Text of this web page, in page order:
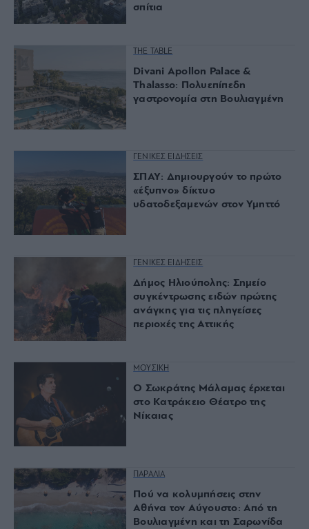
σπίτια
THE TABLE
Divani Apollon Palace &
Thalasso: Πολυεπίπεδη
γαστρονομία στη Βουλιαγμένη
ΓΕΝΙΚΕΣ ΕΙΔΗΣΕΙΣ
ΣΠΑΥ: Δημιουργούν το πρώτο
«έξυπνο» δίκτυο
υδατοδεξαμενών στον Υμηττό
ΓΕΝΙΚΕΣ ΕΙΔΗΣΕΙΣ
Δήμος Ηλιούπολης: Σημείο
συγκέντρωσης ειδών πρώτης
ανάγκης για τις πληγείσες
περιοχές της Αττικής
ΜΟΥΣΙΚΗ
O Σωκράτης Μάλαμας έρχεται
στο Κατράκειο Θέατρο της
Νίκαιας
ΠΑΡΑΛΙΑ
Πού να κολυμπήσεις στην
Αθήνα τον Αύγουστο: Από τη
Βουλιαγμένη και τη Σαρωνίδα